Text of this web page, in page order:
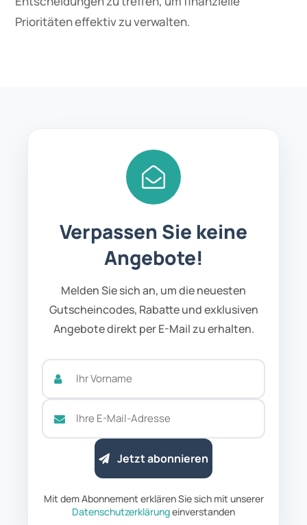
Prioritäten effektiv zu verwalten.
Verpassen Sie keine
Angebote!
Melden Sie sich an, um die neuesten
Gutscheincodes, Rabatte und exklusiven
Angebote direkt per E-Mail zu erhalten.
Jetzt abonnieren
Mit dem Abonnement erklären Sie sich mit unserer
Datenschutzerklärungeinverstanden